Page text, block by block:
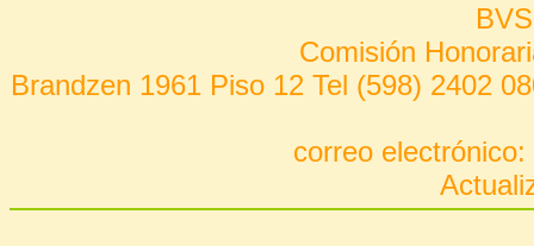
Comisión
Brandzen 1961 Piso 12 Tel (598) 2402
correo electrónico: